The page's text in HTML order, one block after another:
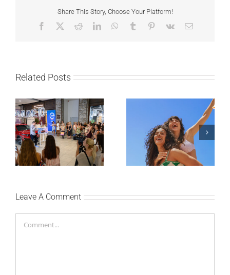
Share This Story, Choose Your Platform!
Facebook RedditLinkedInWhatsApp
Tumblr Pinterest
Vk Email
Related Posts
Lilly Drogerie proslavile
10. online rođendan,
uručile automobil
Citroën C3 i najavile
saradnju sa
šampionkom Andreom
Leto menja naše navike
– vreme je da
promenite i beauty
rutinu
Leave A Comment